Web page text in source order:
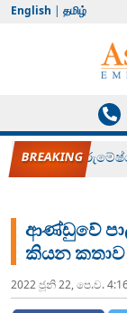
English | தமிழ்
රන් ගෙනා
ආණ්ඩුවේ
කියන කතාව
2022 ජූනි 22, පෙ.ව.